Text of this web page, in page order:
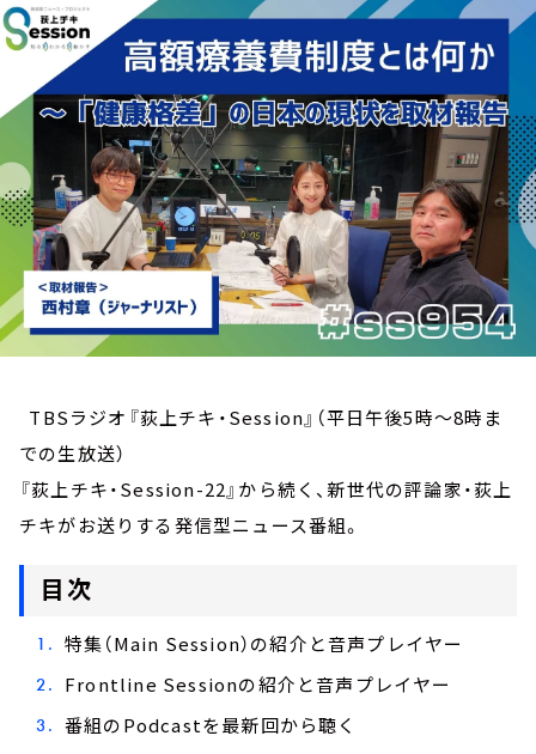
お知らせ
イベント・グッズ
YouTube
会社情報
TBSラジオ『荻上チキ・Session』（平日午後5時～8時ま
での生放送）
『荻上チキ・Session-22』から続く、新世代の評論家・荻上
チキがお送りする発信型ニュース番組。
目次
特集（Main Session）の紹介と音声プレイヤー
Frontline Sessionの紹介と音声プレイヤー
番組のPodcastを最新回から聴く